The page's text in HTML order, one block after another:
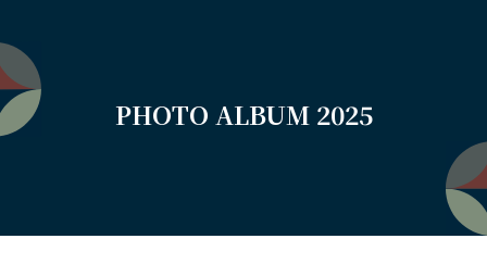
PHOTO ALBUM 2025